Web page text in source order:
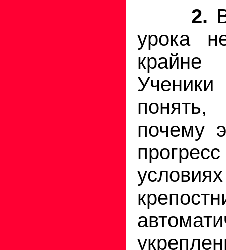
2.
урока
почему
условиях